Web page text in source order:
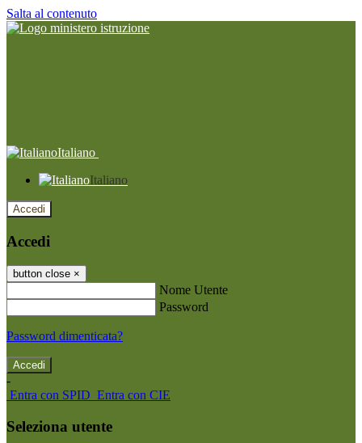
Salta al contenuto
Italiano
Italiano
Accedi
Accedi
button close ×
Nome Utente
Password
Password dimenticata?
-
Entra con SPID Entra con CIE
Seleziona utente